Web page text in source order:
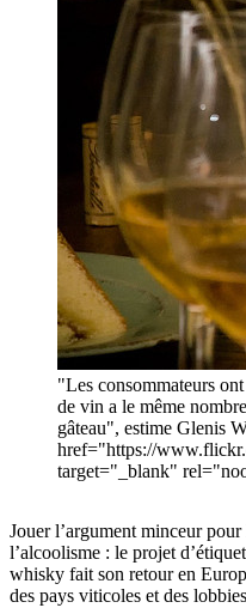
"Les consommateurs
de vin a le même
gâteau", estime Glenis
href="https://
target="_blank"
Jouer l’argument minceur
l’alcoolisme : le projet
whisky fait son retour en
des pays viticoles et des